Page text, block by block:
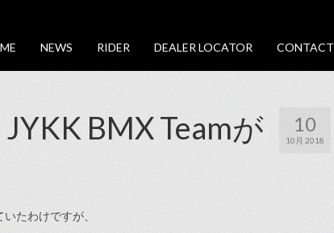
NEWS RIDER DEALER LOCATOR CONTACT
10
10月 2018
BMX Teamが
たわけですが、